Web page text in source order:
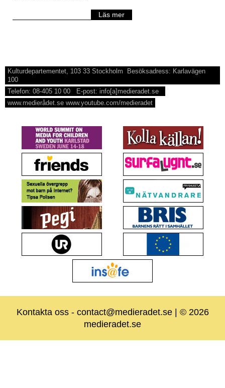
Läs mer
Kulturdepartementet, 103 33 Stockholm Besöksadress: Karlavägen
100
Telefon: 08-405 10 00 E-post: info[a]medieradet.se
www.medierådet.se www.youtube.com/medieradet
Kontakta oss- contact@medieradet.se | © 2026
medieradet.se